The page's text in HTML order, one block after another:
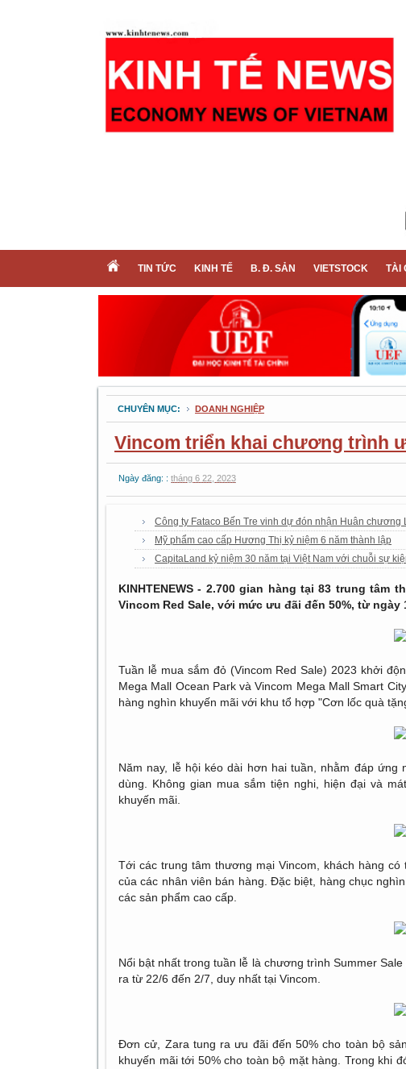
TIN TỨC KINH TẾ B. Đ. SẢN VIETSTOCK TÀI
CHUYÊN MỤC: DOANH NGHIỆP
Vincom triển khai chương trình
Ngày đăng: : tháng 6 22, 2023
Công ty Fataco Bến Tre vinh dự đón nhận Huân chương
Mỹ phẩm cao cấp Hương Thị kỷ niệm 6 năm thành lập
CapitaLand kỷ niệm 30 năm tại Việt Nam với chuỗi sự
KINHTENEWS - 2.700 gian hàng tại 83 trung
Vincom Red Sale, với mức ưu đãi đến 50%, từ ngày
Tuần lễ mua sắm đỏ (Vincom Red Sale) 2023 khởi
Mega Mall Ocean Park và Vincom Mega Mall Smart
hàng nghìn khuyến mãi với khu tổ hợp "Cơn lốc quà
Năm nay, lễ hội kéo dài hơn hai tuần, nhằm đáp
dùng. Không gian mua sắm tiện nghi, hiện đại và
khuyến mãi.
Tới các trung tâm thương mại Vincom, khách hàng
của các nhân viên bán hàng. Đặc biệt, hàng chục
các sản phẩm cao cấp.
Nổi bật nhất trong tuần lễ là chương trình Summer
ra từ 22/6 đến 2/7, duy nhất tại Vincom.
Đơn cử, Zara tung ra ưu đãi đến 50% cho toàn bộ
khuyến mãi tới 50% cho toàn bộ mặt hàng. Trong khi